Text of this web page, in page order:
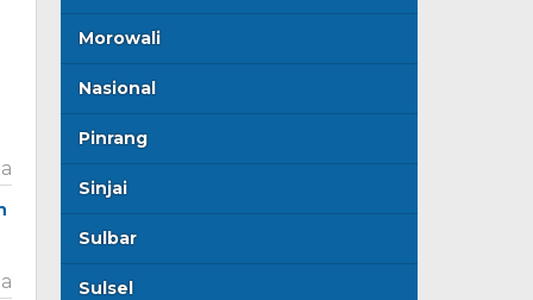
Morowali
Nasional
Pinrang
Sinjai
Sulbar
Sulsel